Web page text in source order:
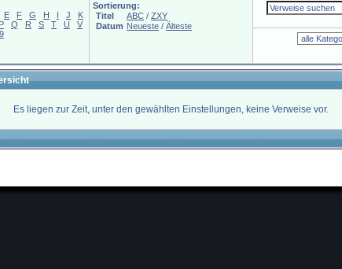
E F G H I J
K
P Q R S T U
V
Sortierung:
Titel
ABC / ZXY
Datum Neueste / Älteste
Es liegen zur Zeit, unter den gewählten Einstellungen, keine Verweise vor.